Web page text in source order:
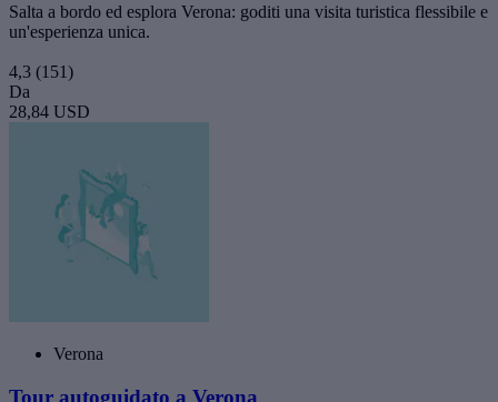
Salta a bordo ed esplora Verona: goditi una visita turistica flessibile e
un'esperienza unica.
4,3 (151)
Da
28,84 USD
Verona
Tour autoguidato a Verona